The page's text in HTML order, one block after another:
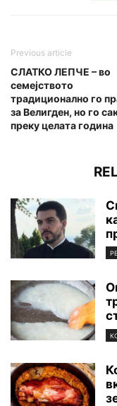
Previous article
СЛАТКО ЛЕПЧЕ – во
семејството
традиционално го
за Велигден, но го
преку целата година